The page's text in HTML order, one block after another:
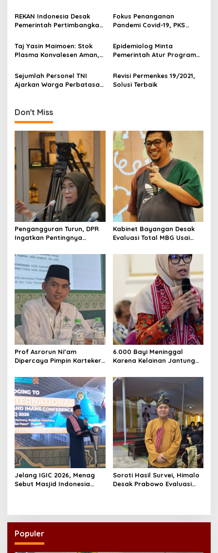
g
a
t
i
o
n
REKAN Indonesia Desak
Pemerintah Pertimbangkan
Travel Lane Bagi WNA
Fokus Penanganan
Pandemi Covid-19, PKS
Bagi Kadernya
Taj Yasin Maimoen: Stok
Plasma Konvalesen Aman,
Tetap Siaga!
Epidemiolog Minta
Pemerintah Atur Program
Terjadi Kerumunan
Sejumlah Personel TNI
Ajarkan Warga Perbatasan
Revisi Permenkes 19/2021,
Solusi Terbaik
Don't Miss
Pengangguran Turun, DPR
Ingatkan Pentingnya
yang Layak
Kabinet Bayangan Desak
Evaluasi Total MBG Usai
Massal
Prof Asrorun Ni’am
Dipercaya Pimpin Karteker
Regenerasi Kepemimpinan
NU
6.000 Bayi Meninggal
Karena Kelainan Jantung
Pemerataan Operasi
Jantung Anak
Jelang IGIC 2026, Menag
Sebut Masjid Indonesia
Soroti Hasil Survei, Himalo
Desak Prabowo Evaluasi
Populer